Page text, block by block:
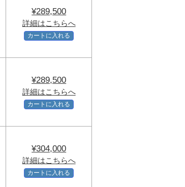
¥289,500
詳細はこちらへ
カートに入れる
¥289,500
詳細はこちらへ
カートに入れる
¥304,000
詳細はこちらへ
カートに入れる